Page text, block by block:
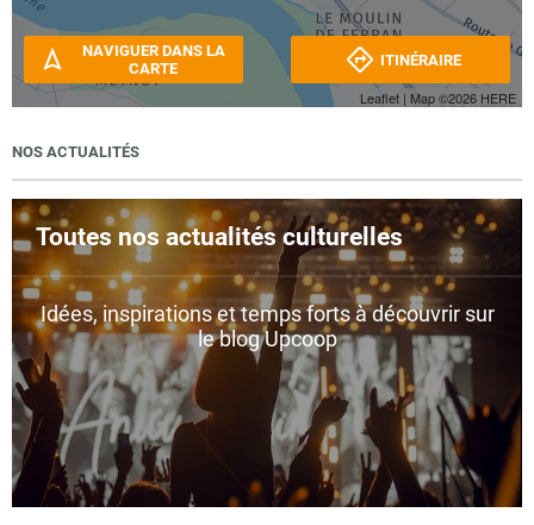
Leaflet | Map ©2026 HERE
NAVIGUER DANS LA
CARTE
ITINÉRAIRE
NOS ACTUALITÉS
Toutes nos actualités culturelles
Idées, inspirations et temps forts à découvrir sur
le blog Upcoop